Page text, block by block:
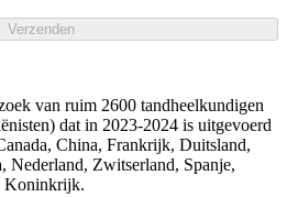
Verzenden
van ruim 2600 tandheelkundigen
dat in 2023-2024 is uitgevoerd
China, Frankrijk, Duitsland,
Nederland, Zwitserland, Spanje,
Koninkrijk.